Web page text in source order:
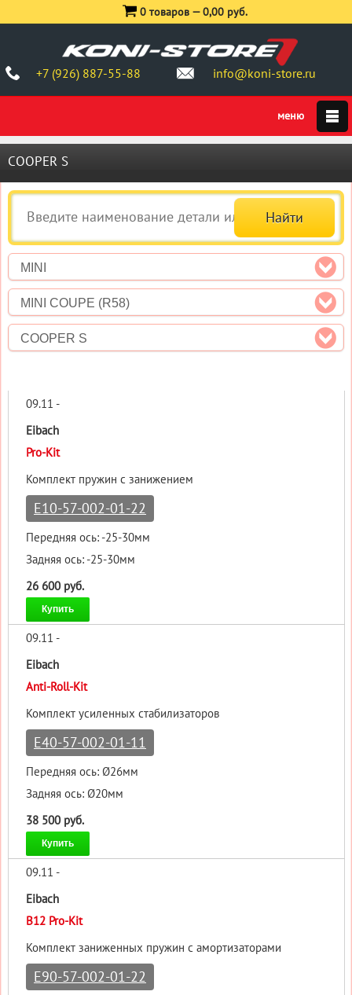
+7 (926) 887-55-88 info@koni-store.ru
0 товаров —0,00 руб.
COOPER S
MINI
MINI COUPE (R58)
COOPER S
09.11 -
Eibach
Pro-Kit
Комплект пружин с занижением
E10-57-002-01-22
Передняя ось: -25-30мм
Задняя ось: -25-30мм
26 600 руб.
Купить
09.11 -
Eibach
Anti-Roll-Kit
Комплект усиленных стабилизаторов
E40-57-002-01-11
Передняя ось: Ø26мм
Задняя ось: Ø20мм
38 500 руб.
Купить
09.11 -
Eibach
B12 Pro-Kit
Комплект заниженных пружин с амортизаторами
E90-57-002-01-22